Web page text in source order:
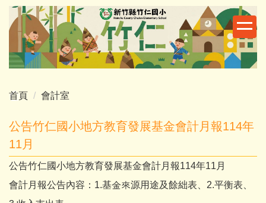
跳
到
要
內
區
首頁 會計室
公告竹仁國小地方教育發展基金會計月報114年
11月
公告竹仁國小地方教育發展基金會計月報114年11月
會計月報公告內容：1.基金來源用途及餘絀表、2.平衡表、